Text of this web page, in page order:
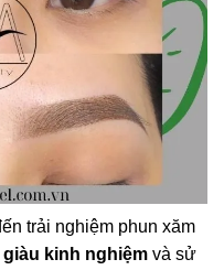
trải nghiệm phun xăm
kinh nghiệm và sử